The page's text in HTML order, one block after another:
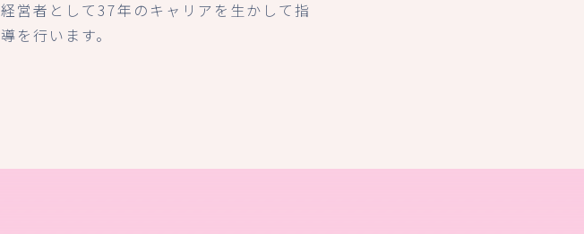
経営者として37年のキャリアを生かして指
導を行います。